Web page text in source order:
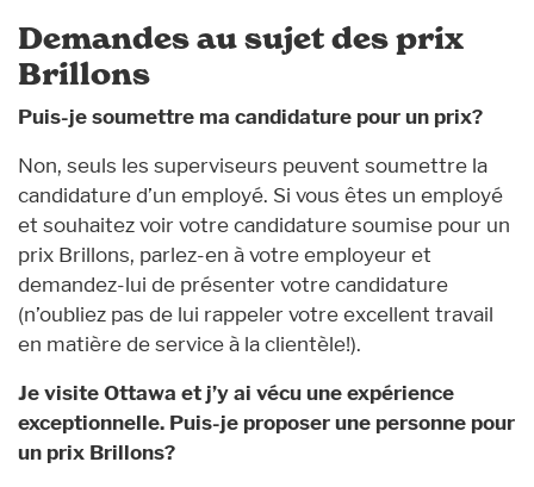
Demandes au sujet des prix
Brillons
Puis-je soumettre ma candidature pour un prix?
Non, seuls les superviseurs peuvent soumettre la
candidature d’un employé. Si vous êtes un employé
et souhaitez voir votre candidature soumise pour un
prix Brillons, parlez-en à votre employeur et
demandez-lui de présenter votre candidature
(n’oubliez pas de lui rappeler votre excellent travail
en matière de service à la clientèle!).
Je visite Ottawa et j’y ai vécu une expérience
exceptionnelle. Puis-je proposer une personne pour
un prix Brillons?